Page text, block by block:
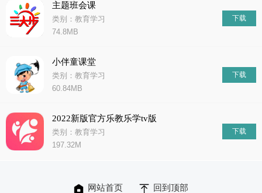
主题班会课
类别：教育学习
74.8MB
下载
小伴童课堂
类别：教育学习
60.84MB
下载
2022新版官方乐教乐学tv版
类别：教育学习
197.32M
下载
网站首页 回到顶部